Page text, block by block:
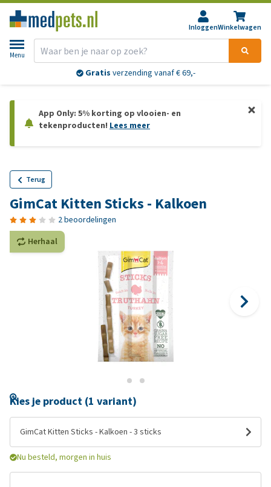
InloggenWinkelwagen
Menu
Gratis verzending vanaf € 69,-
App Only: 5% korting op vlooien- en
tekenproducten! Lees meer
Terug
GimCat Kitten Sticks - Kalkoen
2 beoordelingen
Herhaal
Kies je product (1 variant)
GimCat Kitten Sticks - Kalkoen - 3 sticks
Nu besteld, morgen in huis